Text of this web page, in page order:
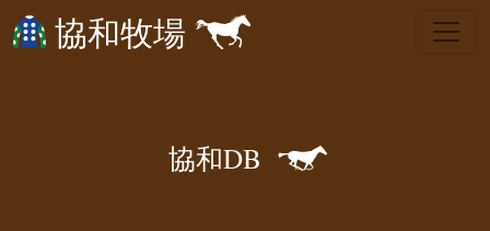
協和牧場
協和DB 🐎